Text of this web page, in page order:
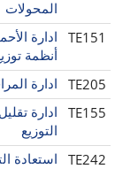
المحولات
TE151
ادارة
أنظمة
TE205 ادارة
TE155
ادارة
التوزيع
TE242
استعادة